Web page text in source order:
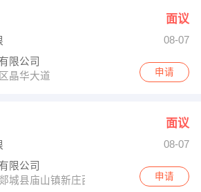
博济医药科技有限公司 】 强势入驻
面议
08-07
限公司
晶华大道
申请
面议
08-07
限公司
城县庙山镇新庄西
申请